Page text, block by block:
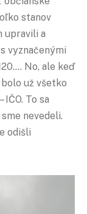
stanov
upravili a
vyznačenými
No, ale keď
už všetko
To sa
nevedeli.
odišli